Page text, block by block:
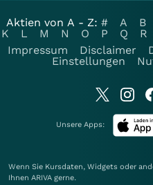
Aktien von A - Z: # A B
K
L M N O P Q R
Impressum
Disclaimer
Einstellungen
Unsere Apps:
Wenn Sie Kursdaten, Widgets oder
Ihnen ARIVA gerne.